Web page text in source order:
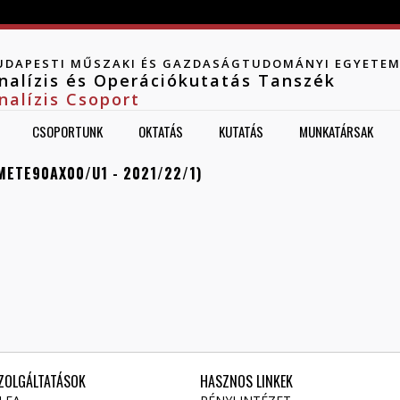
MŰSZAKI ÉS GAZDASÁGTUDOMÁNYI EGYETEM
és Operációkutatás Tanszék
Csoport
CSOPORTUNK OKTATÁS KUTATÁS MUNKATÁRSAK
U1 - 2021/22/1)
HASZNOS LINKEK